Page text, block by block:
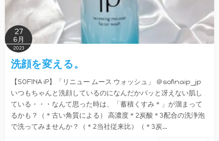
27
6月
2023
洗顔を変える。
【SOFINA iP】「リニュー ムース ウォッシュ」 ＠sofinaip_jp
いつもちゃんと洗顔しているのになんだかパッと冴えない肌し
ている・・・なんて思った時は、「蓄積くすみ＊」が溜まって
るかも？（＊古い角質による） 高濃度＊2炭酸＊3配合の洗浄泡
で洗ってみませんか？（＊2当社従来比）（＊3炭…